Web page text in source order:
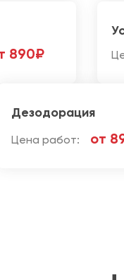
890₽
Дезодорация
Цена работ: от